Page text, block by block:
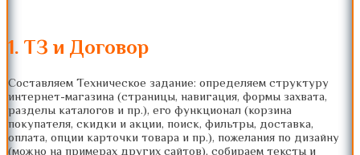
1. ТЗ и Договор
Составляем Техническое задание: определяем структуру
интернет-магазина (страницы, навигация, формы захвата,
разделы каталогов и пр.), его функционал (корзина
покупателя, скидки и акции, поиск, фильтры, доставка,
оплата, опции карточки товара и пр.), пожелания по дизайну
(можно на примерах других сайтов), собираем тексты и